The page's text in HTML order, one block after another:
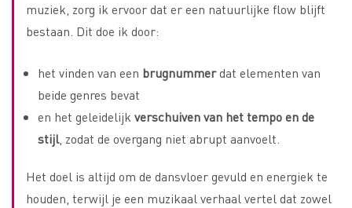
muziek, zorg ik ervoor dat er een natuurlijke flow blijft
bestaan. Dit doe ik door:
het vinden van een brugnummerdat elementen van
beide genres bevat
en het geleidelijkverschuiven van het tempo en de
stijl, zodat de overgang niet abrupt aanvoelt.
Het doel is altijd om de dansvloer gevuld en energiek te
houden, terwijl je een muzikaal verhaal vertel dat zowel